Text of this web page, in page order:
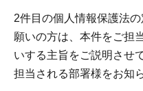
2件目の個人情報保護法
願いの方は、本件をご担
いする主旨をご説明させ
担当される部署様をお知